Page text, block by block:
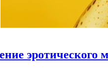
эротического